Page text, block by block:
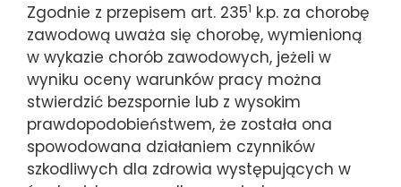
Zgodnie z przepisem art. 2351 k.p. za chorobę
zawodową uważa się chorobę, wymienioną
w wykazie chorób zawodowych, jeżeli w
wyniku oceny warunków pracy można
stwierdzić bezspornie lub z wysokim
prawdopodobieństwem, że została ona
spowodowana działaniem czynników
szkodliwych dla zdrowia występujących w